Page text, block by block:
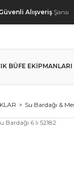
Alışveriş Şansı
BÜFE EKİPMANLARI
Su Bardağı &